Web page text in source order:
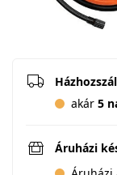
akár 5
Áruházi